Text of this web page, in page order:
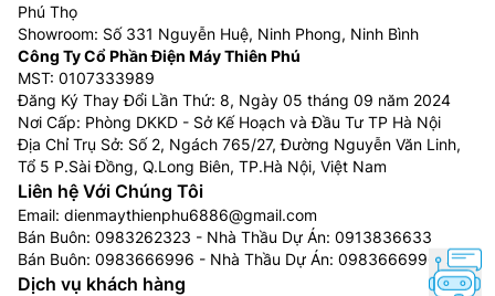
Tiết kiệm điện năng với công nghệ Digital
Inverter
Tủ lạnhSamsung339 lít ngăn đá dưới
RB33T307055/SV được trang bị công nghệ Digital
Inverter sẽ hoạt động với 7 cơ chế làm lạnh khác nhau
nên tủ lạnh sẽ được duy trì nhiệt độ ổn định. Vì thế,
Phú Thọ
Showroom: Số 331 Nguyễn Huệ, Ninh Phong, Ninh Bình
Công Ty Cổ Phần Điện Máy Thiên Phú
MST: 0107333989
Đăng Ký Thay Đổi Lần Thứ: 8, Ngày 05 tháng 09 năm 2024
Nơi Cấp: Phòng DKKD - Sở Kế Hoạch và Đầu Tư TP Hà Nội
Địa Chỉ Trụ Sở: Số 2, Ngách 765/27, Đường Nguyễn Văn Linh,
Tổ 5 P.Sài Đồng, Q.Long Biên, TP.Hà Nội, Việt Nam
Liên hệ Với Chúng Tôi
Email: dienmaythienphu6886@gmail.com
Bán Buôn: 0983262323 - Nhà Thầu Dự Án: 0913836633
Bán Buôn: 0983666996 - Nhà Thầu Dự Án: 0983666996
Dịch vụ khách hàng